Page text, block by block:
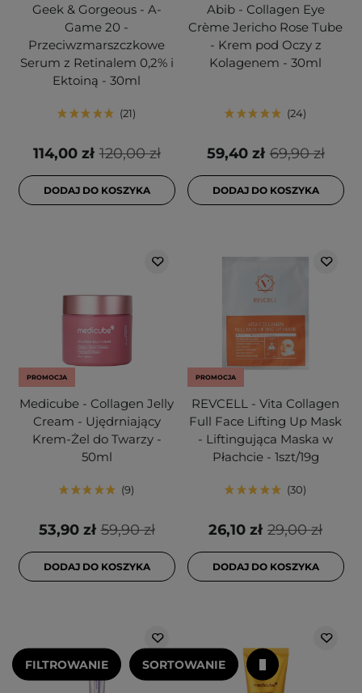
Geek & Gorgeous - A-
Game 20 -
Przeciwzmarszczkowe
Serum z Retinalem 0,2% i
Ektoiną - 30ml
21
120,00 zł
114,00 zł
DODAJ DO KOSZYKA
Abib - Collagen Eye
Crème Jericho Rose Tube
- Krem pod Oczy z
Kolagenem - 30ml
24
69,90 zł
59,40 zł
DODAJ DO KOSZYKA
PROMOCJA
Medicube - Collagen Jelly
Cream - Ujędrniający
Krem-Żel do Twarzy -
50ml
9
59,90 zł
53,90 zł
DODAJ DO KOSZYKA
PROMOCJA
REVCELL - Vita Collagen
Full Face Lifting Up Mask
- Liftingująca Maska w
Płachcie - 1szt/19g
30
29,00 zł
26,10 zł
DODAJ DO KOSZYKA
FILTROWANIE SORTOWANIE